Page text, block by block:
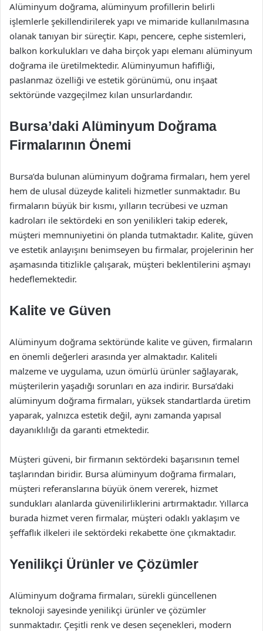
Alüminyum doğrama, alüminyum profillerin belirli
işlemlerle şekillendirilerek yapı ve mimaride kullanılmasına
olanak tanıyan bir süreçtir. Kapı, pencere, cephe sistemleri,
balkon korkulukları ve daha birçok yapı elemanı alüminyum
doğrama ile üretilmektedir. Alüminyumun hafifliği,
paslanmaz özelliği ve estetik görünümü, onu inşaat
sektöründe vazgeçilmez kılan unsurlardandır.
Bursa’daki Alüminyum Doğrama
Firmalarının Önemi
Bursa’da bulunan alüminyum doğrama firmaları, hem yerel
hem de ulusal düzeyde kaliteli hizmetler sunmaktadır. Bu
firmaların büyük bir kısmı, yılların tecrübesi ve uzman
kadroları ile sektördeki en son yenilikleri takip ederek,
müşteri memnuniyetini ön planda tutmaktadır. Kalite, güven
ve estetik anlayışını benimseyen bu firmalar, projelerinin her
aşamasında titizlikle çalışarak, müşteri beklentilerini aşmayı
hedeflemektedir.
Kalite ve Güven
Alüminyum doğrama sektöründe kalite ve güven, firmaların
en önemli değerleri arasında yer almaktadır. Kaliteli
malzeme ve uygulama, uzun ömürlü ürünler sağlayarak,
müşterilerin yaşadığı sorunları en aza indirir. Bursa’daki
alüminyum doğrama firmaları, yüksek standartlarda üretim
yaparak, yalnızca estetik değil, aynı zamanda yapısal
dayanıklılığı da garanti etmektedir.
Müşteri güveni, bir firmanın sektördeki başarısının temel
taşlarından biridir. Bursa alüminyum doğrama firmaları,
müşteri referanslarına büyük önem vererek, hizmet
sundukları alanlarda güvenilirliklerini artırmaktadır. Yıllarca
burada hizmet veren firmalar, müşteri odaklı yaklaşım ve
şeffaflık ilkeleri ile sektördeki rekabette öne çıkmaktadır.
Yenilikçi Ürünler ve Çözümler
Alüminyum doğrama firmaları, sürekli güncellenen
teknoloji sayesinde yenilikçi ürünler ve çözümler
sunmaktadır. Çeşitli renk ve desen seçenekleri, modern